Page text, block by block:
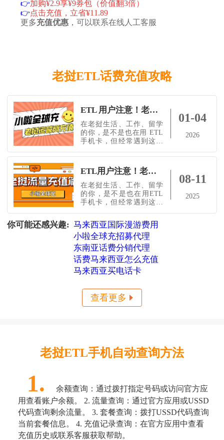
👉加购¥2.9享¥9券包（价值翻3倍）
👉点击充值，立省¥11.89
更多充值优惠，可以联系在线人工客服
老挝ETL话费充值攻略
ETL 用户注意！老挝话费查询 + 快速充值全攻略来了，系统自动识别运营商，省心又高效！
在老挝生活、工作、留学
的你，是不是也在用 ETL
手机卡，但经常遇到这些
额、查流量？想充话费却
找不到地方，不懂操作？
想从国内帮亲友远程充值
ETL 卡，怕语言不通、选
错运营商？别担心！这篇
文章就是专为老挝 ETL 用
式，配合“小啦全球充话
费”平台，系
01-04
2026
ETL用户注意！老挝话费查询+快速充值全攻略来了，系统自动识别运营商，省心又高效！
在老挝生活、工作、留学
的你，是不是也在用ETL
手机卡，但经常遇到这些
额、查流量？想充话费却
找不到地方，不懂操作？
想从国内帮亲友远程充值
ETL卡，怕语言不通、选
错运营商？别担心！这篇
文章就是专为老挝ETL用
户准备的实用教程：教你
式，配合“小啦全球充”，
系统自
08-11
2025
你可能还感兴趣: 马来西亚国际漫游费用
小啦全球充招募代理
东南亚话费分销代理
话费马来西亚怎么充值
马来西亚买电话卡
查看更多
老挝ETL手机自动查询方法
1.
余额查询：通过拨打指定号码或访问官方应
用查看账户余额。 2. 流量查询：通过官方应用或USSD
代码查询剩余流量。 3. 套餐查询：拨打USSD代码查询
当前套餐信息。 4. 充值记录查询：在官方应用中查看
充值历史或联系客服获取帮助。